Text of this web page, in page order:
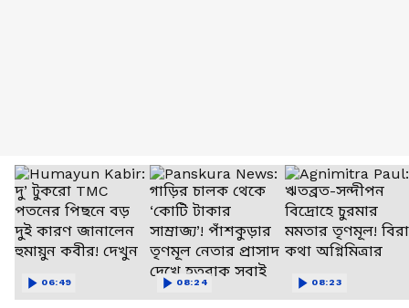
06:49 08:24 08:23